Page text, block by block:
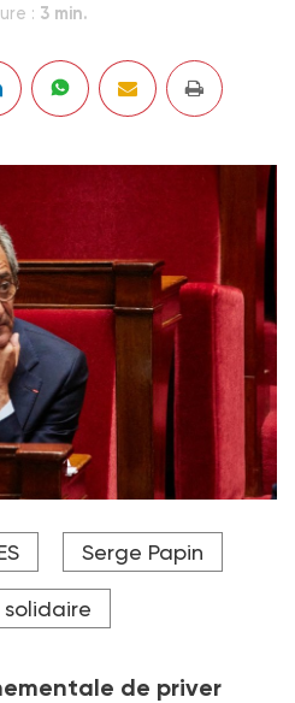
: 3 min.
PME, du Commerce, de
du Pouvoir d'achat, chargé
Serge Papin
de priver